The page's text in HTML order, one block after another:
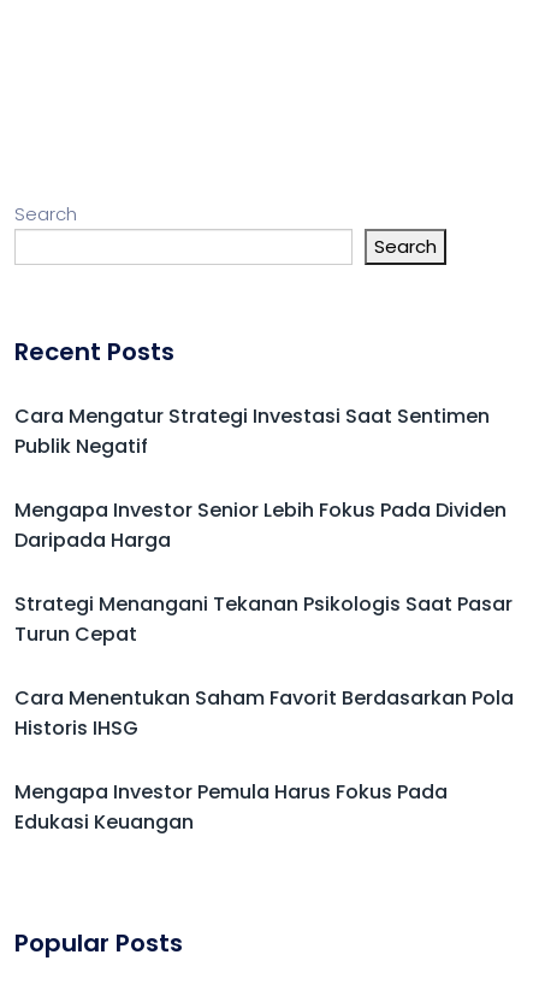
Search
Search
Recent Posts
Cara Mengatur Strategi Investasi Saat Sentimen
Publik Negatif
Mengapa Investor Senior Lebih Fokus Pada Dividen
Daripada Harga
Strategi Menangani Tekanan Psikologis Saat Pasar
Turun Cepat
Cara Menentukan Saham Favorit Berdasarkan Pola
Historis IHSG
Mengapa Investor Pemula Harus Fokus Pada
Edukasi Keuangan
Popular Posts